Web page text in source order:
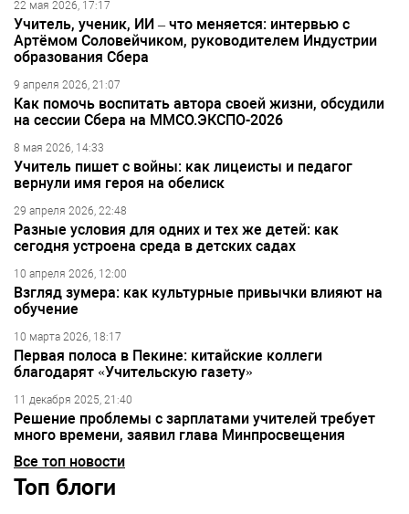
22 мая 2026, 17:17
Учитель, ученик, ИИ – что меняется: интервью с
Артёмом Соловейчиком, руководителем Индустрии
образования Сбера
9 апреля 2026, 21:07
Как помочь воспитать автора своей жизни, обсудили
на сессии Сбера на ММСО.ЭКСПО-2026
8 мая 2026, 14:33
Учитель пишет с войны: как лицеисты и педагог
вернули имя героя на обелиск
29 апреля 2026, 22:48
Разные условия для одних и тех же детей: как
сегодня устроена среда в детских садах
10 апреля 2026, 12:00
Взгляд зумера: как культурные привычки влияют на
обучение
10 марта 2026, 18:17
Первая полоса в Пекине: китайские коллеги
благодарят «Учительскую газету»
11 декабря 2025, 21:40
Решение проблемы с зарплатами учителей требует
много времени, заявил глава Минпросвещения
Все топ новости
Топ блоги